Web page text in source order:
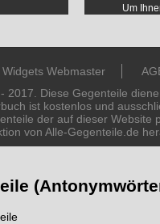
Um
Widgets Webmaster
2017. Diese Gegenteile
ist kostenlos und
der auf dieser Website
von Alle-Gegenteile.de